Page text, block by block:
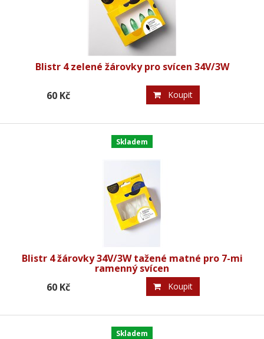
Blistr 4 zelené žárovky pro svícen 34V/3W
60 Kč Koupit
Blistr 4 žárovky 34V/3W tažené matné pro 7-mi
ramenný svícen
Skladem
60 Kč Koupit
Skladem